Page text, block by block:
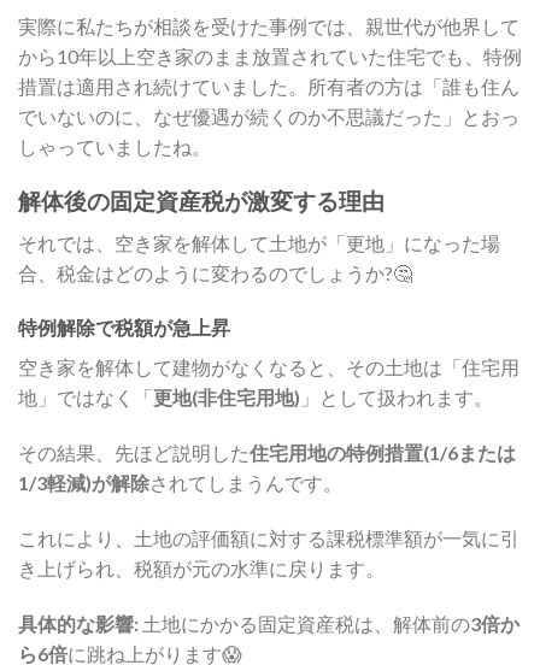
実際に私たちが相談を受けた事例では、親世代が他界して
から10年以上空き家のまま放置されていた住宅でも、特例
措置は適用され続けていました。所有者の方は「誰も住ん
でいないのに、なぜ優遇が続くのか不思議だった」とおっ
しゃっていましたね。
解体後の固定資産税が激変する理由
それでは、空き家を解体して土地が「更地」になった場
合、税金はどのように変わるのでしょうか?🤔
特例解除で税額が急上昇
空き家を解体して建物がなくなると、その土地は「住宅用
地」ではなく「更地(非住宅用地) 」として扱われます。
その結果、先ほど説明した住宅用地の特例措置(1/6または
1/3軽減)が解除されてしまうんです。
これにより、土地の評価額に対する課税標準額が一気に引
き上げられ、税額が元の水準に戻ります。
具体的な影響: 土地にかかる固定資産税は、解体前の3倍か
ら6倍に跳ね上がります😱